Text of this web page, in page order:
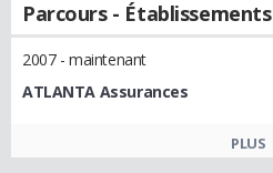
Parcours - Établissements
2007 - maintenant
ATLANTA Assurances
PLUS